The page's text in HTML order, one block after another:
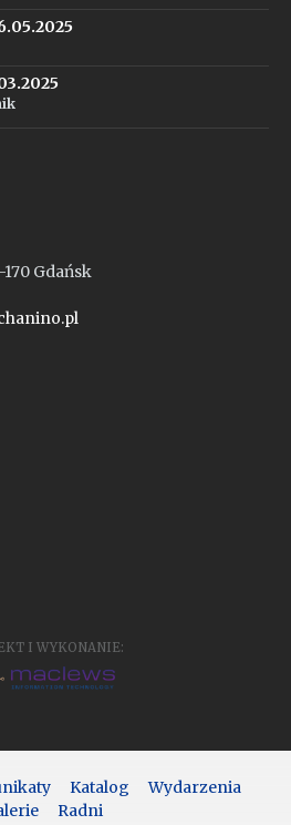
Gdańsk
I WYKONANIE:
Katalog
Wydarzenia
Radni